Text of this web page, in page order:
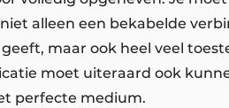
alleen een bekabelde
maar ook heel veel
moet uiteraard ook
perfecte medium.